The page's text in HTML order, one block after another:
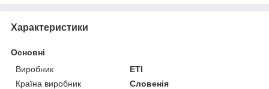
Характеристики
Основні
Виробник
ETI
Країна виробник
Словенія